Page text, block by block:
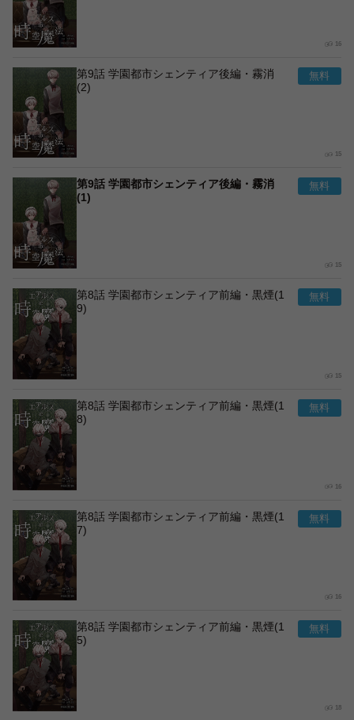
16
第9話 学園都市シェンティア後編・霧消
(2)
15
第9話 学園都市シェンティア後編・霧消
(1)
15
第8話 学園都市シェンティア前編・黒煙(1
9)
15
第8話 学園都市シェンティア前編・黒煙(1
8)
16
第8話 学園都市シェンティア前編・黒煙(1
7)
16
第8話 学園都市シェンティア前編・黒煙(1
5)
18